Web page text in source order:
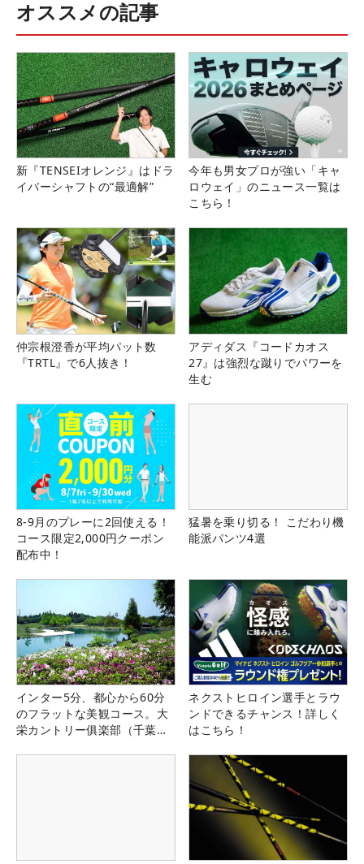
オススメの記事
新『TENSEIオレンジ』はドラ
イバーシャフトの“最適解”
今年も男女プロが強い「キャ
ロウェイ」のニュース一覧は
こちら！
仲宗根澄香が平均パット数
『TRTL』で6人抜き！
アディダス『コードカオス
27』は強烈な蹴りでパワーを
生む
8-9月のプレーに2回使える！
コース限定2,000円クーポン
配布中！
猛暑を乗り切る！ こだわり機
能派パンツ4選
インター5分、都心から60分
のフラットな美観コース。大
栄カントリー俱楽部（千葉
ネクストヒロイン選手とラウ
ンドできるチャンス！詳しく
はこちら！